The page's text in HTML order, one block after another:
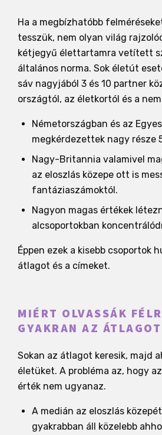
Ha a megbízhatóbb
tesszük, nem olyan világ
kétjegyű élettartamra vetített
általános norma. Sok életút
sáv nagyjából 3 és 10 partner
országtól, az életkortól és a
Németországban és az
megkérdezettek nagy része
Nagy-Britannia valamivel
az eloszlás közepe ott is
fantáziaszámoktól.
Nagyon magas értékek
alcsoportokban
Éppen ezek a kisebb csoportok
átlagot és a címeket.
MIÉRT OLVASSÁK
GYAKRAN AZ
Sokan az átlagot keresik, majd
életüket. A probléma az, hogy
érték nem ugyanaz.
A medián az eloszlás
gyakrabban áll közelebb